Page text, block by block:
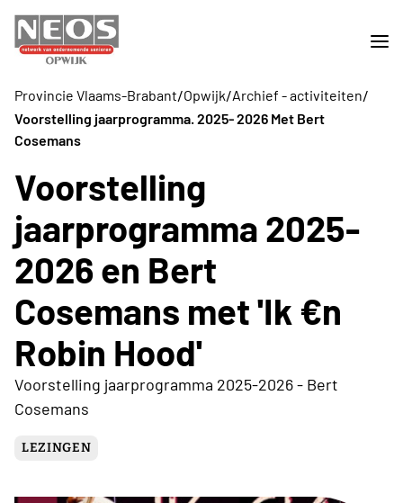
Provincie Vlaams-Brabant/Opwijk/Archief - activiteiten/
Voorstelling jaarprogramma. 2025- 2026 Met Bert
Cosemans
Voorstelling
jaarprogramma 2025-
2026 en Bert
Cosemans met 'Ik €n
Robin Hood'
Voorstelling jaarprogramma 2025-2026 - Bert
Cosemans
LEZINGEN